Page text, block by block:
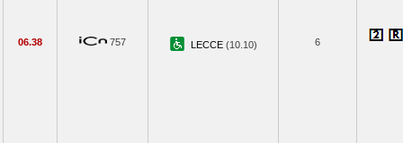
06.38 757 LECCE (10.10) 6